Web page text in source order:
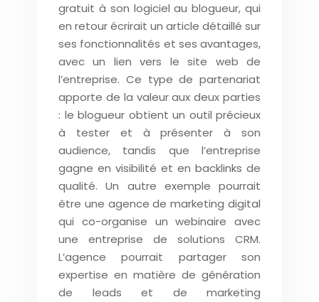
gratuit à son logiciel au blogueur, qui
en retour écrirait un article détaillé sur
ses fonctionnalités et ses avantages,
avec un lien vers le site web de
l’entreprise. Ce type de partenariat
apporte de la valeur aux deux parties
: le blogueur obtient un outil précieux
à tester et à présenter à son
audience, tandis que l’entreprise
gagne en visibilité et en backlinks de
qualité. Un autre exemple pourrait
être une agence de marketing digital
qui co-organise un webinaire avec
une entreprise de solutions CRM.
L’agence pourrait partager son
expertise en matière de génération
de leads et de marketing